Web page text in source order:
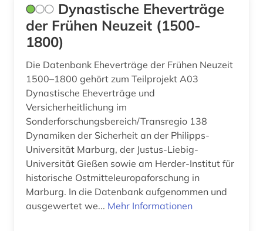
albanien (1)
albert (1)
alexander von humboldt (3)
alfred escher (1)
algerien (1)
allgemeine kulturwissenschaft (1)
allgemeine sammelwerke (1)
allierte (1)
Irland (15)
Israel (35)
Italien (37)
Japan (8)
Jugoslawien (9)
Kanada (22)
Korea (3)
Kroatien (12)
Dynastische Eheverträge
der Frühen Neuzeit (1500-
1800)
Die Datenbank Eheverträge der Frühen Neuzeit
1500–1800 gehört zum Teilprojekt A03
Dynastische Eheverträge und
Versicherheitlichung im
Sonderforschungsbereich/Transregio 138
Dynamiken der Sicherheit an der Philipps-
Universität Marburg, der Justus-Liebig-
Universität Gießen sowie am Herder-Institut für
historische Ostmitteleuropaforschung in
Marburg. In die Datenbank aufgenommen und
ausgewertet we... Mehr Informationen